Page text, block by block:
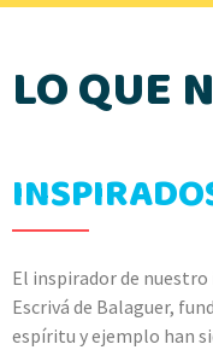
LO QUE
El inspirador de nuestro
Escrivá de Balaguer,
espíritu y ejemplo han